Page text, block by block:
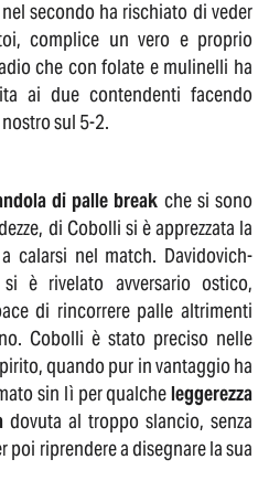
secondo ha rischiato di veder
complice un vero e proprio
che con folate e mulinelli ha
ai due contendenti facendo
sul 5-2.
di palle break che si sono
di Cobolli si è apprezzata la
calarsi nel match. Davidovich-
è rivelato avversario ostico,
di rincorrere palle altrimenti
Cobolli è stato preciso nelle
quando pur in vantaggio ha
sin lì per qualcheleggerezza
dovuta al troppo slancio, senza
poi riprendere a disegnare la sua